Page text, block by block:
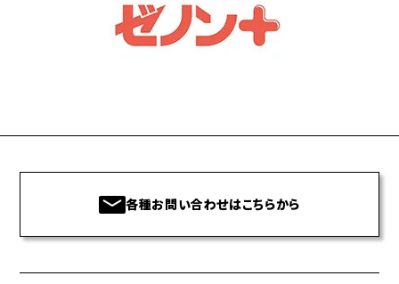
各種お問い合わせはこちらから